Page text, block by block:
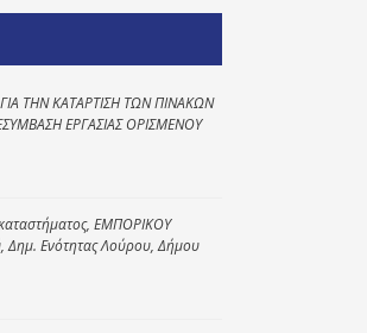
ΤΗΝ ΚΑΤΑΡΤΙΣΗ ΤΩΝ ΠΙΝΑΚΩΝ
ΕΡΓΑΣΙΑΣ ΟΡΙΣΜΕΝΟΥ
ΕΜΠΟΡΙΚΟΥ
Ενότητας Λούρου, Δήμου